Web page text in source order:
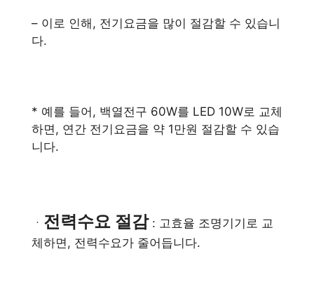
– 이로 인해, 전기요금을 많이 절감할 수 있습니
다.
* 예를 들어, 백열전구 60W를 LED 10W로 교체
하면, 연간 전기요금을 약 1만원 절감할 수 있습
니다.
ㆍ 전력수요 절감: 고효율 조명기기로 교
체하면, 전력수요가 줄어듭니다.